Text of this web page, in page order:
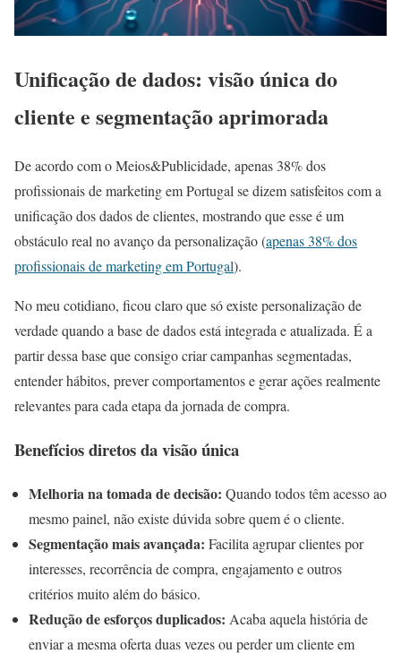
Unificação de dados: visão única do
cliente e segmentação aprimorada
De acordo com o Meios&Publicidade, apenas 38% dos
profissionais de marketing em Portugal se dizem satisfeitos com a
unificação dos dados de clientes, mostrando que esse é um
obstáculo real no avanço da personalização (apenas 38% dos
profissionais de marketing em Portugal).
No meu cotidiano, ficou claro que só existe personalização de
verdade quando a base de dados está integrada e atualizada. É a
partir dessa base que consigo criar campanhas segmentadas,
entender hábitos, prever comportamentos e gerar ações realmente
relevantes para cada etapa da jornada de compra.
Benefícios diretos da visão única
Melhoria na tomada de decisão: Quando todos têm acesso ao
mesmo painel, não existe dúvida sobre quem é o cliente.
Segmentação mais avançada: Facilita agrupar clientes por
interesses, recorrência de compra, engajamento e outros
critérios muito além do básico.
Redução de esforços duplicados: Acaba aquela história de
enviar a mesma oferta duas vezes ou perder um cliente em